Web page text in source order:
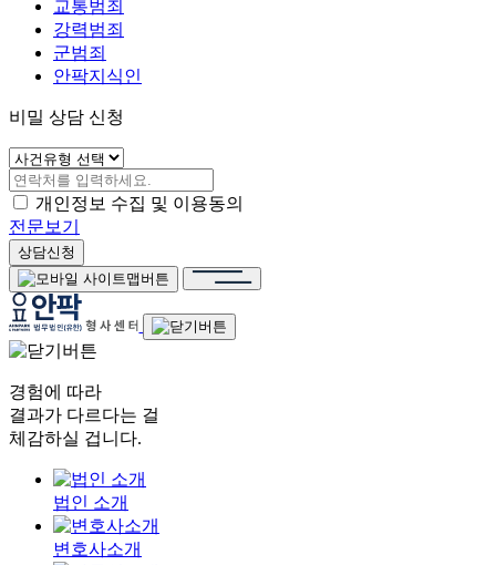
교통범죄
강력범죄
군범죄
안팍지식인
비밀 상담 신청
개인정보 수집 및 이용동의
전문보기
상담신청
경험에 따라
결과가 다르다는 걸
체감하실 겁니다.
법인 소개
변호사소개